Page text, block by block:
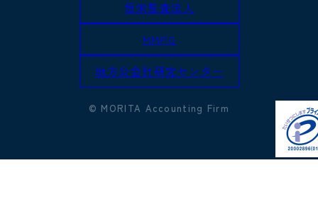
恒栄監査法人
MMPG
地方公会計研究センター
© MORITA Accounting Firm